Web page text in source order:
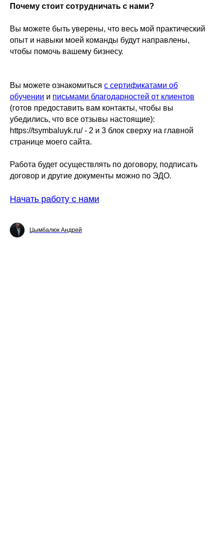
Почему стоит сотрудничать с нами?
Вы можете быть уверены, что весь мой практический
опыт и навыки моей команды будут направлены,
чтобы помочь вашему бизнесу.
Вы можете ознакомиться с сертификатами об
обучении и письмами благодарностей от клиентов
(готов предоставить вам контакты, чтобы вы
убедились, что все отзывы настоящие):
https://tsymbaluyk.ru/ - 2 и 3 блок сверху на главной
странице моего сайта.
Работа будет осуществлять по договору, подписать
договор и другие документы можно по ЭДО.
Начать работу с нами
Цымбалюк Андрей